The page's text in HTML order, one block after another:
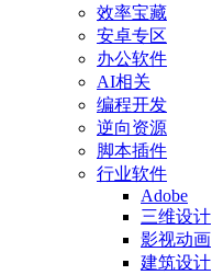
效率宝藏
安卓专区
办公软件
AI相关
编程开发
逆向资源
脚本插件
行业软件
Adobe
三维设计
影视动画
建筑设计